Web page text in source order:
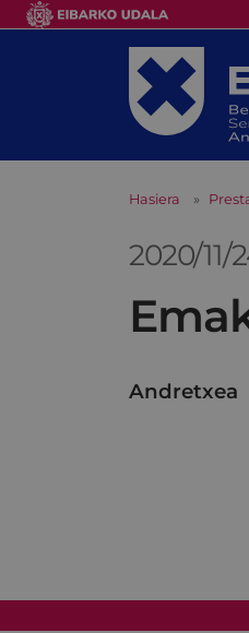
Hasiera
2020/11/
Andretxea